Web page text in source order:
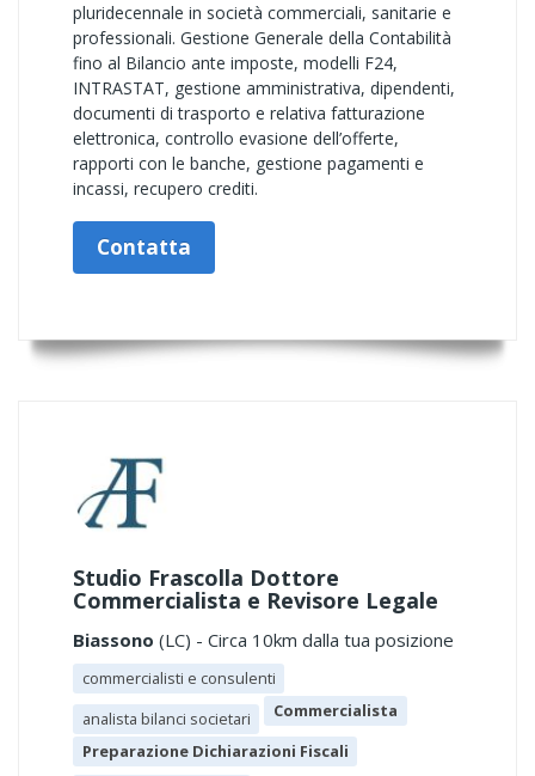
pluridecennale in società commerciali, sanitarie e
professionali. Gestione Generale della Contabilità
fino al Bilancio ante imposte, modelli F24,
INTRASTAT, gestione amministrativa, dipendenti,
documenti di trasporto e relativa fatturazione
elettronica, controllo evasione dell’offerte,
rapporti con le banche, gestione pagamenti e
incassi, recupero crediti.
Contatta
Studio Frascolla Dottore
Commercialista e Revisore Legale
Biassono (LC) - Circa 10km dalla tua posizione
commercialisti e consulenti
analista bilanci societari
Commercialista
Preparazione Dichiarazioni Fiscali